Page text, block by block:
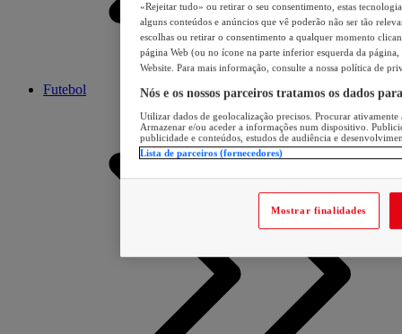
Futebol
«Rejeitar tudo» ou retirar o seu consentimento, estas
alguns conteúdos e anúncios que vê poderão não ser tão
escolhas ou retirar o consentimento a qualquer momento
página Web (ou no ícone na parte inferior esquerda da página,
Website. Para mais informação, consulte a nossa política de
Nós e os nossos parceiros tratamos os dados
Utilizar dados de geolocalização precisos. Procurar
Armazenar e/ou aceder a informações num dispositivo.
publicidade e conteúdos, estudos de audiência e
Lista de parceiros (fornecedores)
Mostrar finalidades